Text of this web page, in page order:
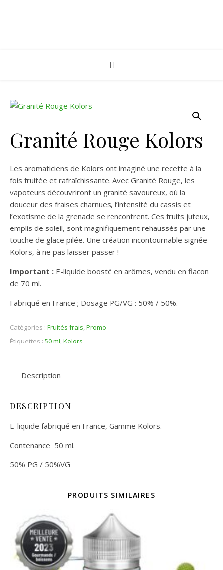
Granité Rouge Kolors
Les aromaticiens de Kolors ont imaginé une recette à la
fois fruitée et rafraîchissante. Avec Granité Rouge, les
vapoteurs découvriront un granité savoureux, où la
douceur des fraises charnues, l’intensité du cassis et
l’exotisme de la grenade se rencontrent. Ces fruits juteux,
emplis de soleil, sont magnifiquement rehaussés par une
touche de glace pilée. Une création incontournable signée
Kolors, à ne pas laisser passer !
Important : E-liquide boosté en arômes, vendu en flacon
de 70 ml.
Fabriqué en France ; Dosage PG/VG : 50% / 50%.
Catégories : Fruités frais,Promo
Étiquettes : 50 ml,Kolors
Description
DESCRIPTION
E-liquide fabriqué en France, Gamme Kolors.
Contenance 50 ml.
50% PG / 50%VG
PRODUITS SIMILAIRES